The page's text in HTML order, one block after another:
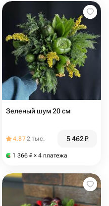
Зеленый шум 20 см
4.872 тыс. 5 462₽
1 366 ₽ × 4 платежа